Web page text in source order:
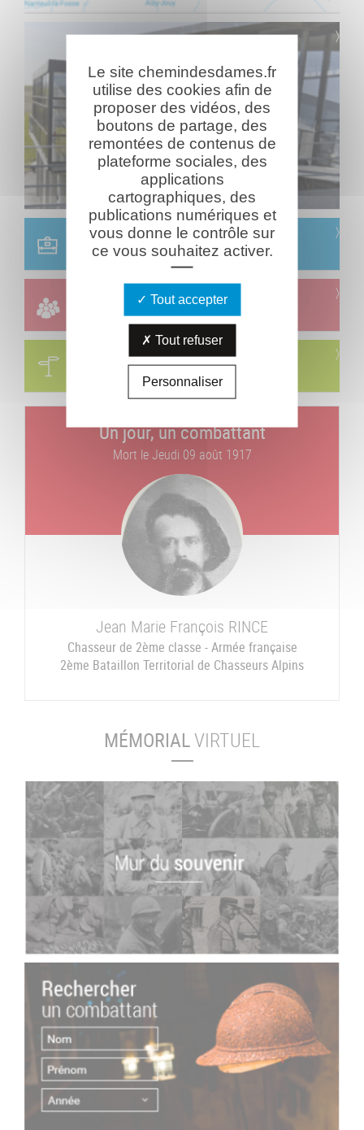
Scolaire
Réservation & informations
Groupes
Réservation & informations
Circuits
Visites & parcours thématiques
Un jour, un combattant
Mort leJeudi 09 août 1917
Jean Marie François RINCE
Chasseur de 2ème classe - Armée française
2ème Bataillon Territorial de Chasseurs Alpins
MÉMORIALVIRTUEL
Le site chemindesdames.fr
utilise des cookies afin de
proposer des vidéos, des
boutons de partage, des
remontées de contenus de
plateforme sociales, des
applications
cartographiques, des
publications numériques et
vous donne le contrôle sur
ce vous souhaitez activer.
Tout accepter
Tout refuser
Personnaliser